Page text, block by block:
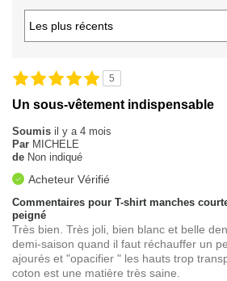
5
Un sous-vêtement indispensable
Soumis il y a 4 mois
Par MICHELE
de Non indiqué
Acheteur Vérifié
Commentaires pour T-shirt manches
peigné
Très bien. Très joli, bien blanc et belle
demi-saison quand il faut réchauffer un
ajourés et "opacifier " les hauts trop
coton est une matière très saine.